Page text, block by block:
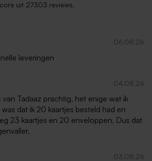
uit 27303 reviews.
06.08.26
leveringen
04.08.26
van Tadaaz prachtig, het enige wat ik
dat ik 20 kaartjes besteld had en
23 kaartjes en 20 enveloppen. Dus dat
03.08.26